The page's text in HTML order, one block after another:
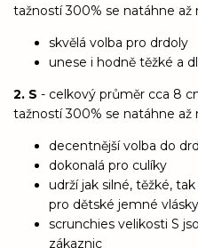
tažností 300% se natáhne až
skvělá volba pro drdoly
unese i hodně těžké a
2. S - celkový průměr cca 8
tažností 300% se natáhne až
decentnější volba do
dokonalá pro culíky
udrží jak silné, těžké,
pro dětské jemné vlásky
scrunchies velikosti S
zákaznic